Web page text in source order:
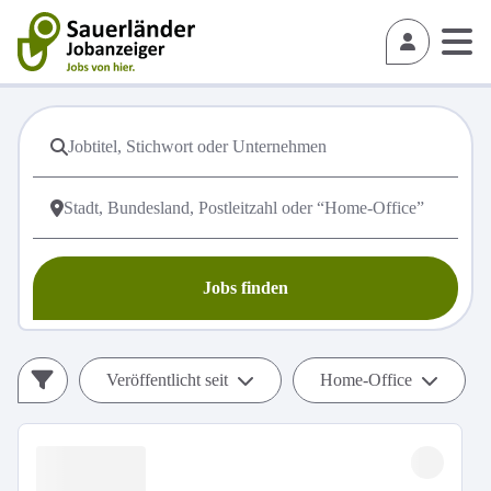
Jobs finden
Veröffentlicht seit Home-Office